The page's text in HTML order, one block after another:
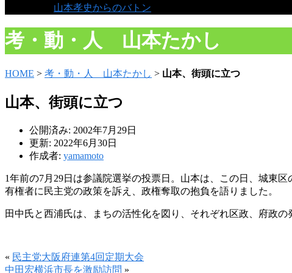
山本孝史からのバトン
考・動・人 山本たかし
HOME > 考・動・人 山本たかし > 山本、街頭に立つ
山本、街頭に立つ
公開済み: 2002年7月29日
更新: 2022年6月30日
作成者: yamamoto
1年前の7月29日は参議院選挙の投票日。山本は、この日、城東
有権者に民主党の政策を訴え、政権奪取の抱負を語りました。
田中氏と西浦氏は、まちの活性化を図り、それぞれ区政、府政
« 民主党大阪府連第4回定期大会
中田宏横浜市長を激励訪問 »